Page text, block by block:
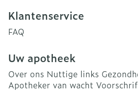
Klantenservice
FAQ
Uw apotheek
Over ons Nuttige links
Apotheker van wacht